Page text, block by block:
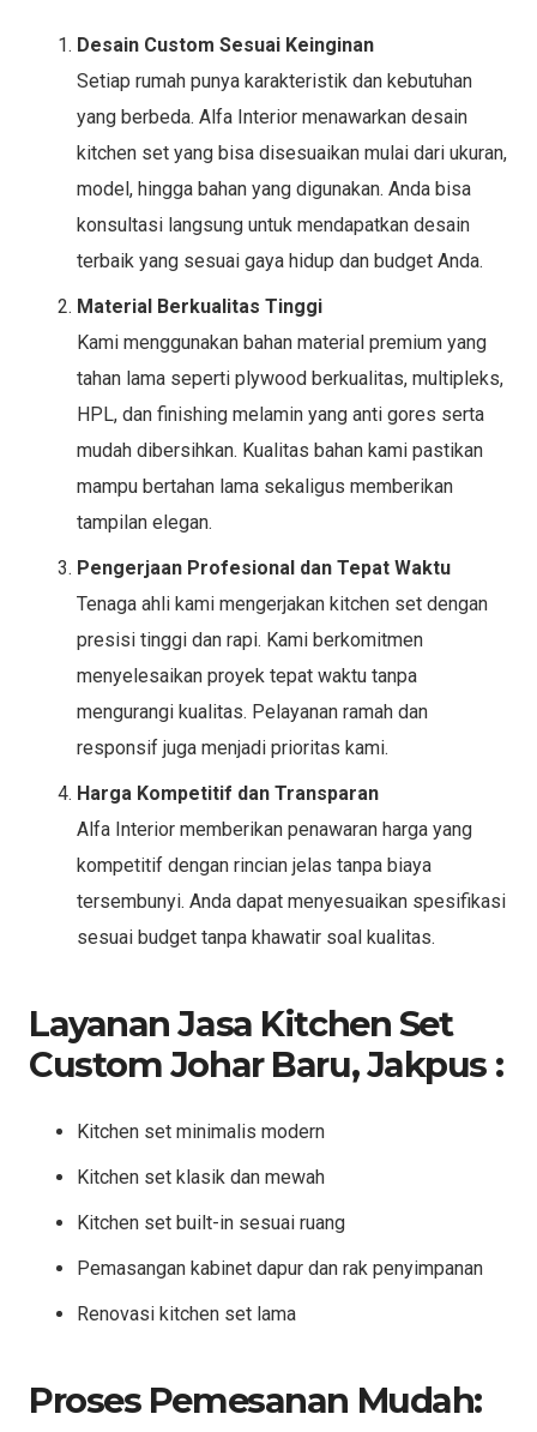
Desain Custom Sesuai Keinginan
Setiap rumah punya karakteristik dan kebutuhan
yang berbeda. Alfa Interior menawarkan desain
kitchen set yang bisa disesuaikan mulai dari ukuran,
model, hingga bahan yang digunakan. Anda bisa
konsultasi langsung untuk mendapatkan desain
terbaik yang sesuai gaya hidup dan budget Anda.
Material Berkualitas Tinggi
Kami menggunakan bahan material premium yang
tahan lama seperti plywood berkualitas, multipleks,
HPL, dan finishing melamin yang anti gores serta
mudah dibersihkan. Kualitas bahan kami pastikan
mampu bertahan lama sekaligus memberikan
tampilan elegan.
Pengerjaan Profesional dan Tepat Waktu
Tenaga ahli kami mengerjakan kitchen set dengan
presisi tinggi dan rapi. Kami berkomitmen
menyelesaikan proyek tepat waktu tanpa
mengurangi kualitas. Pelayanan ramah dan
responsif juga menjadi prioritas kami.
Harga Kompetitif dan Transparan
Alfa Interior memberikan penawaran harga yang
kompetitif dengan rincian jelas tanpa biaya
tersembunyi. Anda dapat menyesuaikan spesifikasi
sesuai budget tanpa khawatir soal kualitas.
Layanan Jasa Kitchen Set
Custom Johar Baru, Jakpus :
Kitchen set minimalis modern
Kitchen set klasik dan mewah
Kitchen set built-in sesuai ruang
Pemasangan kabinet dapur dan rak penyimpanan
Renovasi kitchen set lama
Proses Pemesanan Mudah: